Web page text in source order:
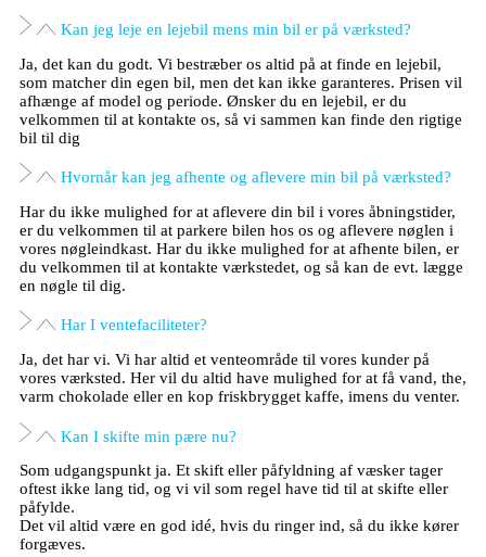
Kan jeg leje en lejebil mens min bil er på værksted?
Ja, det kan du godt. Vi bestræber os altid på at finde en lejebil,
som matcher din egen bil, men det kan ikke garanteres. Prisen vil
afhænge af model og periode. Ønsker du en lejebil, er du
velkommen til at kontakte os, så vi sammen kan finde den rigtige
bil til dig
Hvornår kan jeg afhente og aflevere min bil på værksted?
Har du ikke mulighed for at aflevere din bil i vores åbningstider,
er du velkommen til at parkere bilen hos os og aflevere nøglen i
vores nøgleindkast. Har du ikke mulighed for at afhente bilen, er
du velkommen til at kontakte værkstedet, og så kan de evt. lægge
en nøgle til dig.
Har I ventefaciliteter?
Ja, det har vi. Vi har altid et venteområde til vores kunder på
vores værksted. Her vil du altid have mulighed for at få vand, the,
varm chokolade eller en kop friskbrygget kaffe, imens du venter.
Kan I skifte min pære nu?
Som udgangspunkt ja. Et skift eller påfyldning af væsker tager
oftest ikke lang tid, og vi vil som regel have tid til at skifte eller
påfylde.
Det vil altid være en god idé, hvis du ringer ind, så du ikke kører
forgæves.